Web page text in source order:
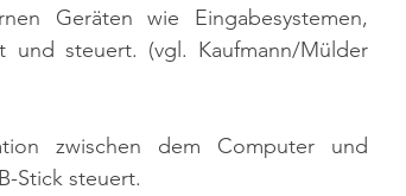
Geräten wie Eingabesystemen,
und steuert. (vgl. Kaufmann/Mülder
zwischen dem Computer und
Stick steuert.